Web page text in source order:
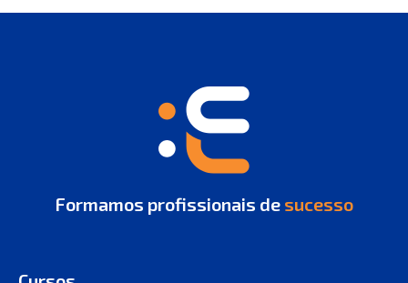
Formamos profissionais de sucesso